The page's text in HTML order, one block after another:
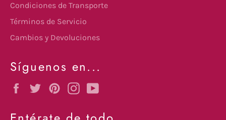
Condiciones de Transporte
Términos de Servicio
Cambios y Devoluciones
Síguenos en...
FacebookTwitterPinterestInstagram